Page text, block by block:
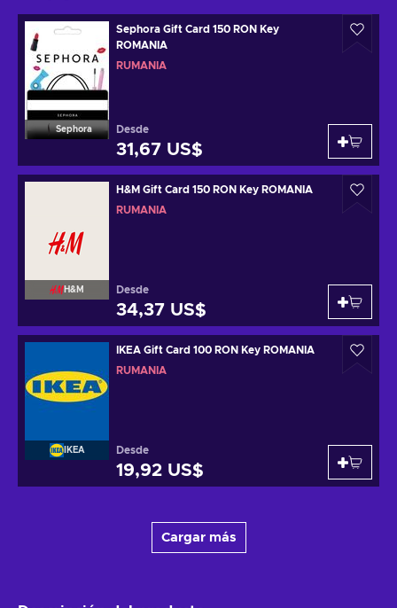
Sephora
Sephora Gift Card 150 RON Key
ROMANIA
RUMANÍA
Desde
31,67 US$
H&M
H&M Gift Card 150 RON Key ROMANIA
RUMANÍA
Desde
34,37 US$
IKEA
IKEA Gift Card 100 RON Key ROMANIA
RUMANÍA
Desde
19,92 US$
Cargar más